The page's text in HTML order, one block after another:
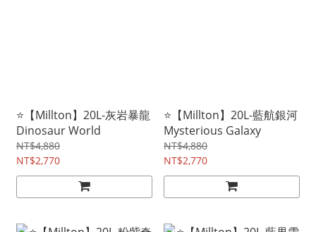
⭐【Millton】20L-灰岩暴龍
Dinosaur World
NT$4,880
NT$2,770
⭐【Millton】20L-藍航銀河
Mysterious Galaxy
NT$4,880
NT$2,770